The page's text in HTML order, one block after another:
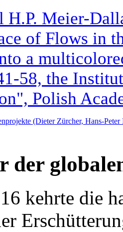
H.P. Meier-
of Flows in
a
58, the
Polish
(Dieter Zürcher, Hans-
der
kehrte die